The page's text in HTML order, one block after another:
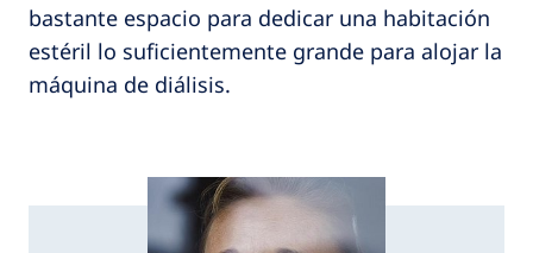
bastante espacio para dedicar una habitación
estéril lo suficientemente grande para alojar la
máquina de diálisis.